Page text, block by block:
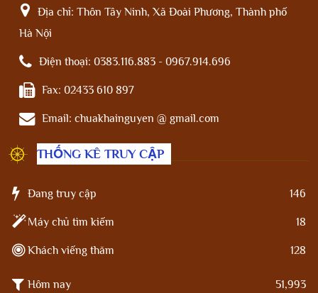
Địa chỉ: Thôn Tây Ninh, Xã Đoài Phương, Thành phố
Hà Nội
Điện thoại: 0383.116.883 - 0967.914.696
Fax: 02433 610 897
Email: chuakhainguyen @ gmail.com
THỐNG KÊ TRUY CẬP
Đang truy cập 146
Máy chủ tìm kiếm 18
Khách viếng thăm 128
Hôm nay 51,993